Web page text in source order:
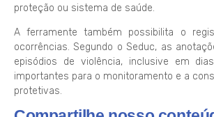
proteção ou sistema de saúde.
A ferramente também possibilita o
ocorrências. Segundo o Seduc, as
episódios de violência, inclusive em
importantes para o monitoramento e a
protetivas.